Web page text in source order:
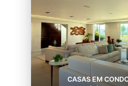
CASAS EM